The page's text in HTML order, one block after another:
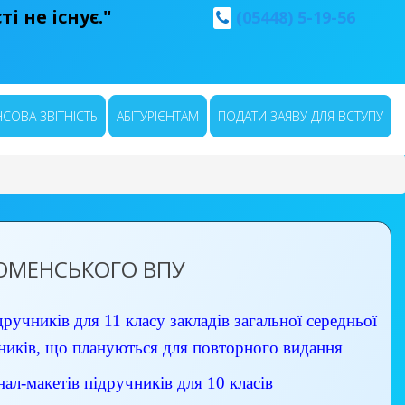
не існує." (05448) 5-19-56
ЗВІТНІСТЬ АБІТУРІЄНТАМ ПОДАТИ ЗАЯВУ ДЛЯ ВСТУПУ
ВПУ
для 11 класу закладів загальної середньої
що плануються для повторного видання
макетів підручників для 10 класів